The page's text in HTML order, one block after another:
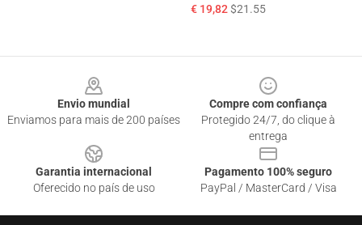
€ 19,82$21.55
Envio mundial
Enviamos para mais de 200 países
Compre com confiança
Protegido 24/7, do clique à
entrega
Garantia internacional
Oferecido no país de uso
Pagamento 100% seguro
PayPal / MasterCard / Visa